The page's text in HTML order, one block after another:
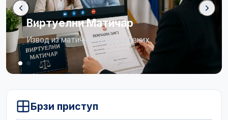
Виртуелни Матичар
Извод из матичне књиге рођених
Брзи приступ